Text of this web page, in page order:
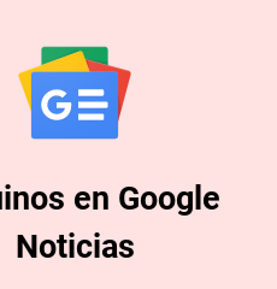
en Google
Noticias